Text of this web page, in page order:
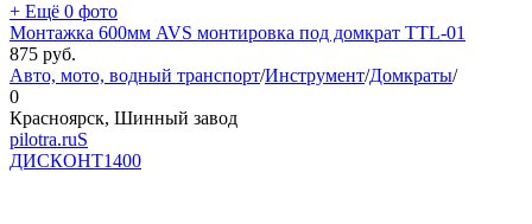
+ Ещё 0 фото
Монтажка 600мм AVS монтировка под домкрат TTL-01
875 руб.
Авто, мото, водный транспорт/Инструмент/Домкраты/
0
Красноярск, Шинный завод
pilotra.ruS
ДИСКОНТ1400